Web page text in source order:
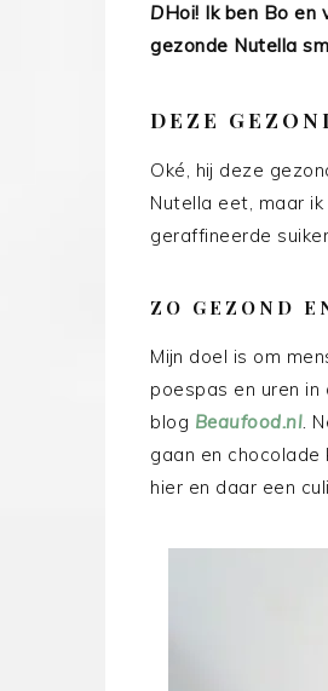
DHoi! Ik ben Bo en
gezonde Nutella
DEZE
Oké, hij deze
Nutella eet, maar
geraffineerde
ZO GEZOND
Mijn doel is om
poespas en uren in
blog Beaufood.nl.
gaan en
hier en daar een